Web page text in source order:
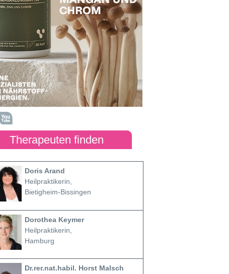
Therapeuten finden
Doris Arand
Heilpraktikerin,
Bietigheim-Bissingen
Dorothea Keymer
Heilpraktikerin,
Hamburg
Dr.rer.nat.habil. Horst Malsch